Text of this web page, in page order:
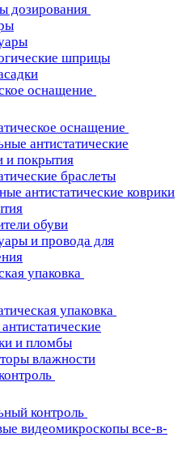
дозирования
шприцы
оснащение
оснащение
антистатические
и покрытия
браслеты
антистатические коврики
обуви
и провода для
упаковка
упаковка
и пломбы
влажности
контроль
видеомикроскопы все-в-